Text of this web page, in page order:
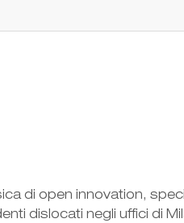
di open innovation,
dislocati negli uffici di